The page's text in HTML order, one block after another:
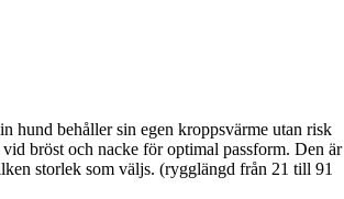
hund behåller sin egen kroppsvärme utan risk
bröst och nacke för optimal passform. Den är
storlek som väljs. (rygglängd från 21 till 91